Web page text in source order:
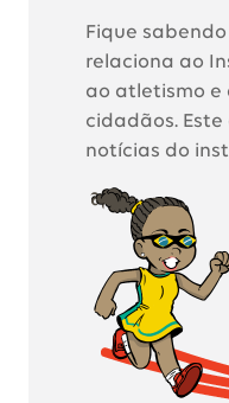
Fique
relaciona ao
ao atletismo e
cidadãos.
notícias do